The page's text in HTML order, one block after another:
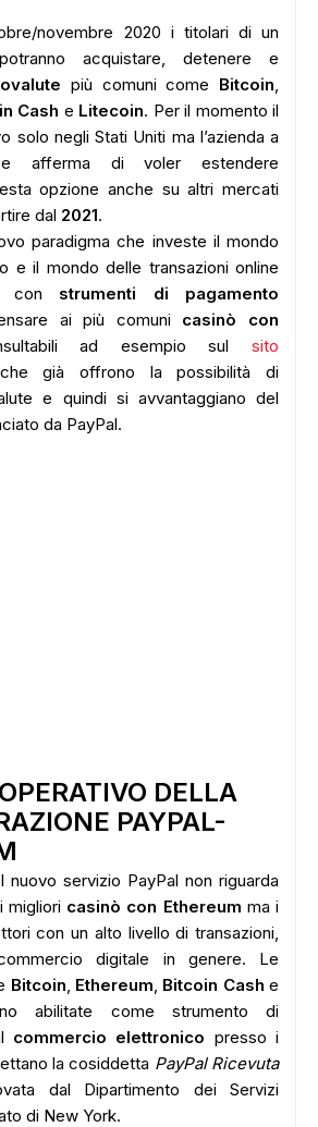
novembre 2020 i titolari di un
acquistare, detenere e
più comuni come Bitcoin,
Cash e Litecoin. Per il momento il
solo negli Stati Uniti ma l’azienda a
afferma di voler estendere
opzione anche su altri mercati
dal 2021.
paradigma che investe il mondo
e il mondo delle transazioni online
con strumenti di pagamento
ai più comuni casinò con
ad esempio sul sito
già offrono la possibilità di
e quindi si avvantaggiano del
da PayPal.
DELLA
PAYPAL-
nuovo servizio PayPal non riguarda
migliori casinò con Ethereum ma i
con un alto livello di transazioni,
digitale in genere. Le
Bitcoin, Ethereum, Bitcoin Cash e
abilitate come strumento di
commercio elettronico presso i
la cosiddetta PayPal Ricevuta
dal Dipartimento dei Servizi
di New York.